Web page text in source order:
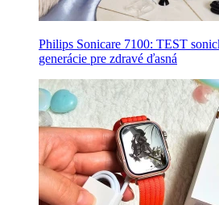
Philips Sonicare 7100: TEST
generácie pre zdravé ďasná